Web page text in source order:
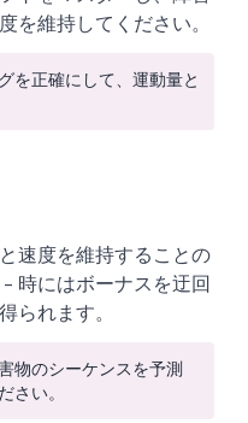
を維持してください。
を正確にして、運動量と
速度を維持することの
時にはボーナスを迂回
られます。
物のシーケンスを予測
さい。